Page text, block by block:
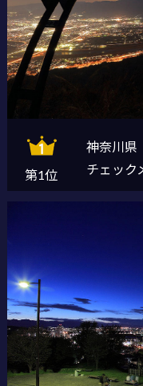
第1位
神奈川県
チェック